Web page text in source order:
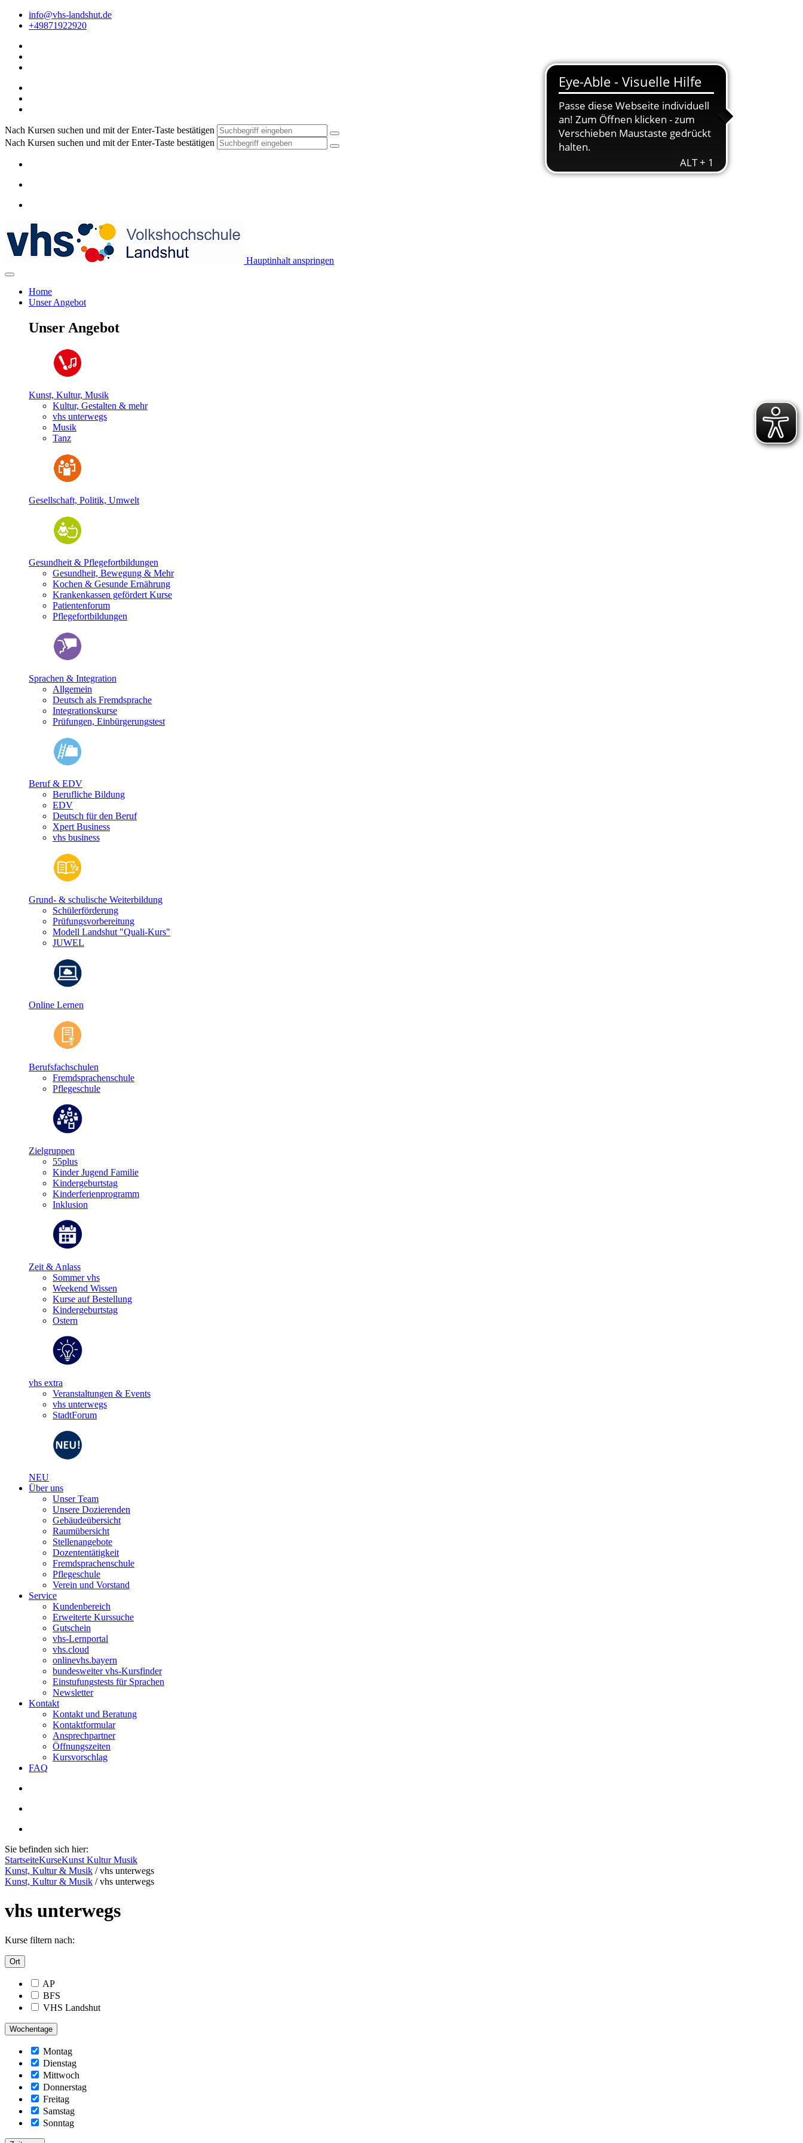
info@vhs-landshut.de
+49871922920
Nach Kursen suchen und mit der Enter-Taste bestätigen
Nach Kursen suchen und mit der Enter-Taste bestätigen
Hauptinhalt anspringen
Home
Unser Angebot
Unser Angebot
Kunst, Kultur, Musik
Kultur, Gestalten & mehr
vhs unterwegs
Musik
Tanz
Gesellschaft, Politik, Umwelt
Gesundheit & Pflegefortbildungen
Gesundheit, Bewegung & Mehr
Kochen & Gesunde Ernährung
Krankenkassen gefördert Kurse
Patientenforum
Pflegefortbildungen
Sprachen & Integration
Allgemein
Deutsch als Fremdsprache
Integrationskurse
Prüfungen, Einbürgerungstest
Beruf & EDV
Berufliche Bildung
EDV
Deutsch für den Beruf
Xpert Business
vhs business
Grund- & schulische Weiterbildung
Schülerförderung
Prüfungsvorbereitung
Modell Landshut "Quali-Kurs"
JUWEL
Online Lernen
Berufsfachschulen
Fremdsprachenschule
Pflegeschule
Zielgruppen
55plus
Kinder Jugend Familie
Kindergeburtstag
Kinderferienprogramm
Inklusion
Zeit & Anlass
Sommer vhs
Weekend Wissen
Kurse auf Bestellung
Kindergeburtstag
Ostern
vhs extra
Veranstaltungen & Events
vhs unterwegs
StadtForum
NEU
Über uns
Unser Team
Unsere Dozierenden
Gebäudeübersicht
Raumübersicht
Stellenangebote
Dozententätigkeit
Fremdsprachenschule
Pflegeschule
Verein und Vorstand
Service
Kundenbereich
Erweiterte Kurssuche
Gutschein
vhs-Lernportal
vhs.cloud
onlinevhs.bayern
bundesweiter vhs-Kursfinder
Einstufungstests für Sprachen
Newsletter
Kontakt
Kontakt und Beratung
Kontaktformular
Ansprechpartner
Öffnungszeiten
Kursvorschlag
FAQ
Sie befinden sich hier:
StartseiteKurseKunst Kultur Musik
Kunst, Kultur & Musik /vhs unterwegs
Kunst, Kultur & Musik /vhs unterwegs
vhs unterwegs
Kurse filtern nach:
Ort
AP
BFS
VHS Landshut
Wochentage
Montag
Dienstag
Mittwoch
Donnerstag
Freitag
Samstag
Sonntag